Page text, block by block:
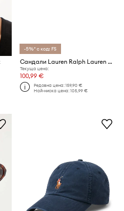
-5%* с код: FS
Сандали Lauren Ralph Lauren Ntcl Everley
Текуща цена:
100,99 €
Редовна цена:159,90 €
Най-ниска цена:105,99 €